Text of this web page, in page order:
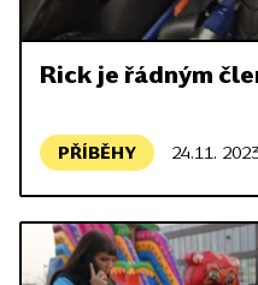
Rick je řádným
PŘÍBĚHY 24.11.